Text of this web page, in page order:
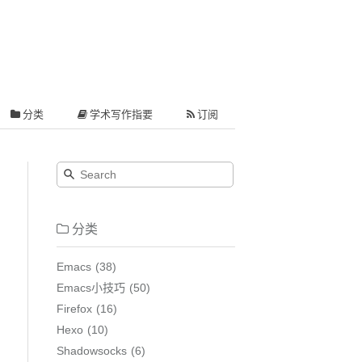
分类 学术写作指要 订阅
分类
Emacs
38
Emacs小技巧
50
Firefox
16
Hexo
10
Shadowsocks
6